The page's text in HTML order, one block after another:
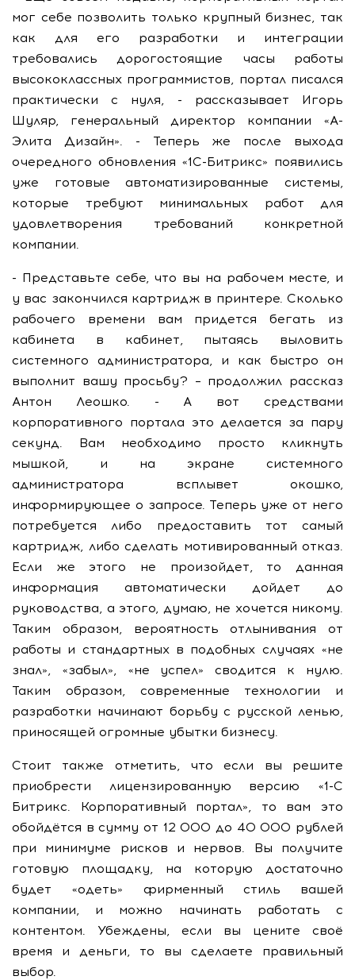
мог себе позволить только крупный бизнес, так
как для его разработки и интеграции
требовались дорогостоящие часы работы
высококлассных программистов, портал писался
практически с нуля, - рассказывает Игорь
Шуляр, генеральный директор компании «А-
Элита Дизайн». - Теперь же после выхода
очередного обновления «1С-Битрикс» появились
уже готовые автоматизированные системы,
которые требуют минимальных работ для
удовлетворения требований конкретной
компании.
- Представьте себе, что вы на рабочем месте, и
у вас закончился картридж в принтере. Сколько
рабочего времени вам придется бегать из
кабинета в кабинет, пытаясь выловить
системного администратора, и как быстро он
выполнит вашу просьбу? – продолжил рассказ
Антон Леошко. - А вот средствами
корпоративного портала это делается за пару
секунд. Вам необходимо просто кликнуть
мышкой, и на экране системного
администратора всплывет окошко,
информирующее о запросе. Теперь уже от него
потребуется либо предоставить тот самый
картридж, либо сделать мотивированный отказ.
Если же этого не произойдет, то данная
информация автоматически дойдет до
руководства, а этого, думаю, не хочется никому.
Таким образом, вероятность отлынивания от
работы и стандартных в подобных случаях «не
знал», «забыл», «не успел» сводится к нулю.
Таким образом, современные технологии и
разработки начинают борьбу с русской ленью,
приносящей огромные убытки бизнесу.
Стоит также отметить, что если вы решите
приобрести лицензированную версию «1-С
Битрикс. Корпоративный портал», то вам это
обойдётся в сумму от 12 000 до 40 000 рублей
при минимуме рисков и нервов. Вы получите
готовую площадку, на которую достаточно
будет «одеть» фирменный стиль вашей
компании, и можно начинать работать с
контентом. Убеждены, если вы цените своё
время и деньги, то вы сделаете правильный
выбор.